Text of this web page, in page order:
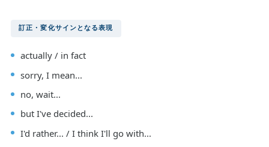
訂正・変化サインとなる表現
actually / in fact
sorry, I mean...
no, wait...
but I've decided...
I'd rather... / I think I'll go with...